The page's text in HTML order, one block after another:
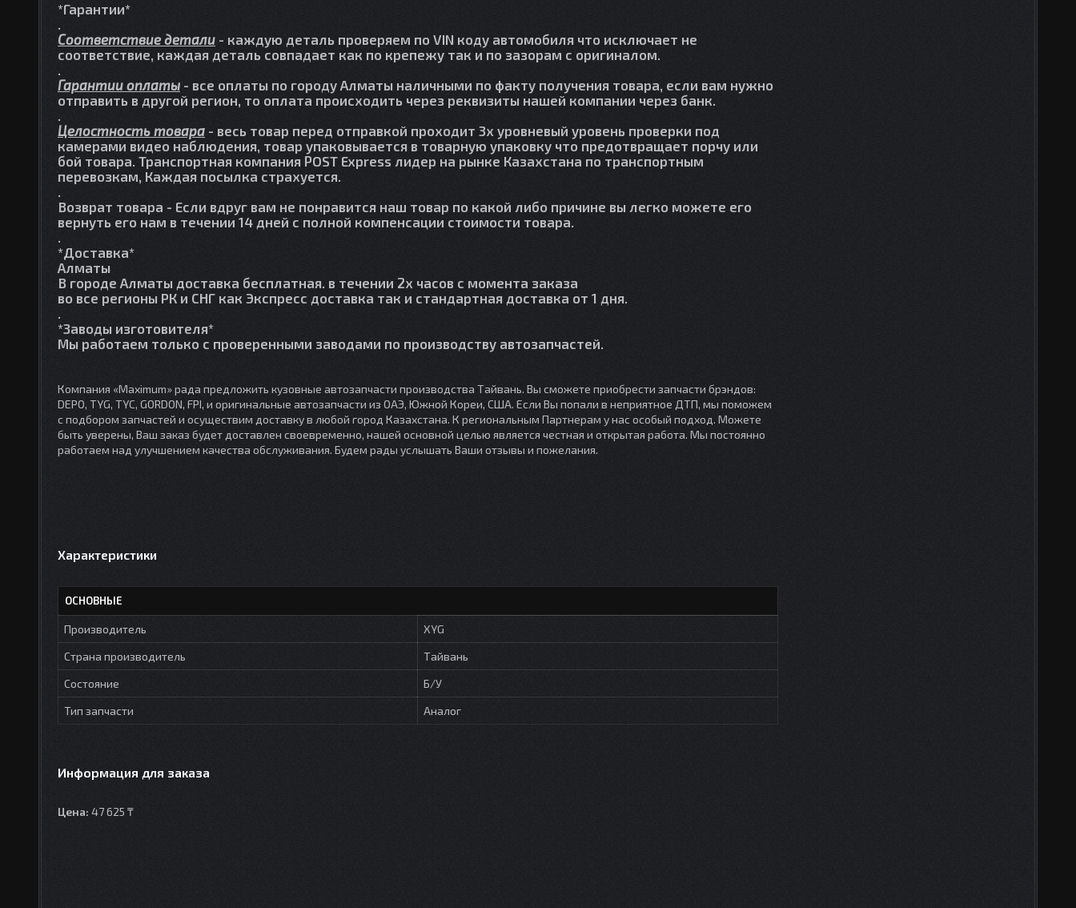
*Гарантии*
.
Соответствие детали - каждую деталь проверяем по VIN коду автомобиля что исключает не
соответствие, каждая деталь совпадает как по крепежу так и по зазорам с оригиналом.
.
Гарантии оплаты - все оплаты по городу Алматы наличными по факту получения товара, если вам нужно
отправить в другой регион, то оплата происходить через реквизиты нашей компании через банк.
.
Целостность товара - весь товар перед отправкой проходит 3х уровневый уровень проверки под
камерами видео наблюдения, товар упаковывается в товарную упаковку что предотвращает порчу или
бой товара. Транспортная компания POST Express лидер на рынке Казахстана по транспортным
перевозкам, Каждая посылка страхуется.
.
Возврат товара - Если вдруг вам не понравится наш товар по какой либо причине вы легко можете его
вернуть его нам в течении 14 дней с полной компенсации стоимости товара.
.
*Доставка*
Алматы
В городе Алматы доставка бесплатная. в течении 2х часов с момента заказа
во все регионы РК и СНГ как Экспресс доставка так и стандартная доставка от 1 дня.
.
*Заводы изготовителя*
Мы работаем только с проверенными заводами по производству автозапчастей.
Компания «Maximum» рада предложить кузовные автозапчасти производства Тайвань. Вы сможете приобрести запчасти брэндов:
DEPO, TYG, TYC, GORDON, FPI, и оригинальные автозапчасти из ОАЭ, Южной Кореи, США. Если Вы попали в неприятное ДТП, мы поможем
с подбором запчастей и осуществим доставку в любой город Казахстана. К региональным Партнерам у нас особый подход. Можете
быть уверены, Ваш заказ будет доставлен своевременно, нашей основной целью является честная и открытая работа. Мы постоянно
работаем над улучшением качества обслуживания. Будем рады услышать Ваши отзывы и пожелания.
Характеристики
ОСНОВНЫЕ
Производитель
XYG
Страна производитель
Тайвань
Состояние
Б/У
Тип запчасти
Аналог
Информация для заказа
Цена: 47 625 ₸